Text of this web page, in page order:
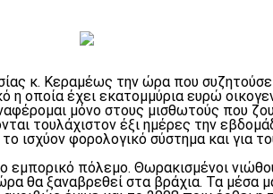
κ. Κεραμέως την ώρα που
οποία έχει εκατομμύρια ευρώ
μόνο στους μισθωτούς που
τουλάχιστον έξι ημέρες την
ισχύον φορολογικό σύστημα και για
πόλεμο. Θωρακισμένοι
θα ξαναβρεθεί στα βράχια. Τα μέσα